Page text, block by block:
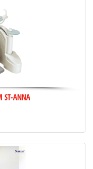
ST-ANNA